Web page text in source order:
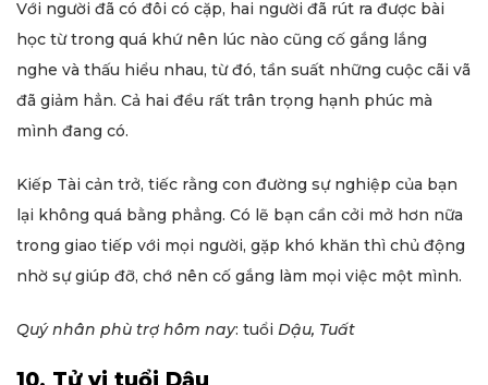
Với người đã có đôi có cặp, hai người đã rút ra được bài
học từ trong quá khứ nên lúc nào cũng cố gắng lắng
nghe và thấu hiểu nhau, từ đó, tần suất những cuộc cãi vã
đã giảm hẳn. Cả hai đều rất trân trọng hạnh phúc mà
mình đang có.
Kiếp Tài cản trở, tiếc rằng con đường sự nghiệp của bạn
lại không quá bằng phẳng. Có lẽ bạn cần cởi mở hơn nữa
trong giao tiếp với mọi người, gặp khó khăn thì chủ động
nhờ sự giúp đỡ, chớ nên cố gắng làm mọi việc một mình.
Quý nhân phù trợ hôm nay: tuổi Dậu, Tuất
10. Tử vi tuổi Dậu